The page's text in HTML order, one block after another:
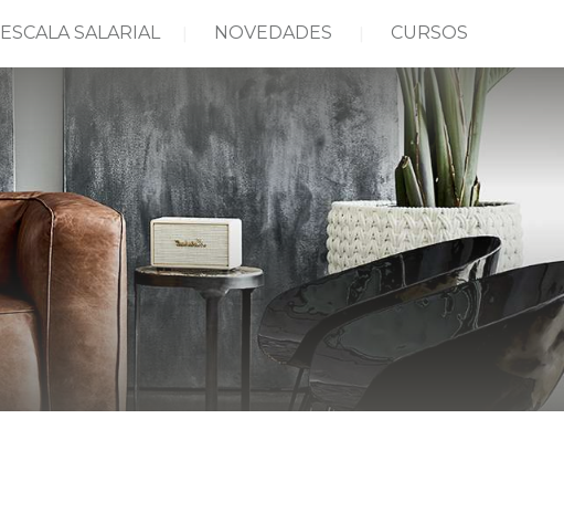
ESCALA SALARIAL NOVEDADES CURSOS